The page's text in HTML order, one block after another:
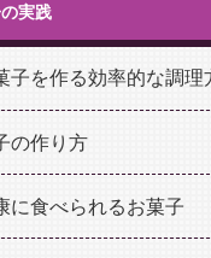
実践
子を作る効率的な調理
の作り方
に食べられるお菓子